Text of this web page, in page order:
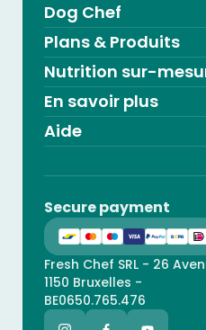
Dog Chef
Plans & Produits
Nutrition sur-
En savoir plus
Aide
Secure payment
Fresh Chef SRL - 26
1150 Bruxelles -
BE0650.765.476